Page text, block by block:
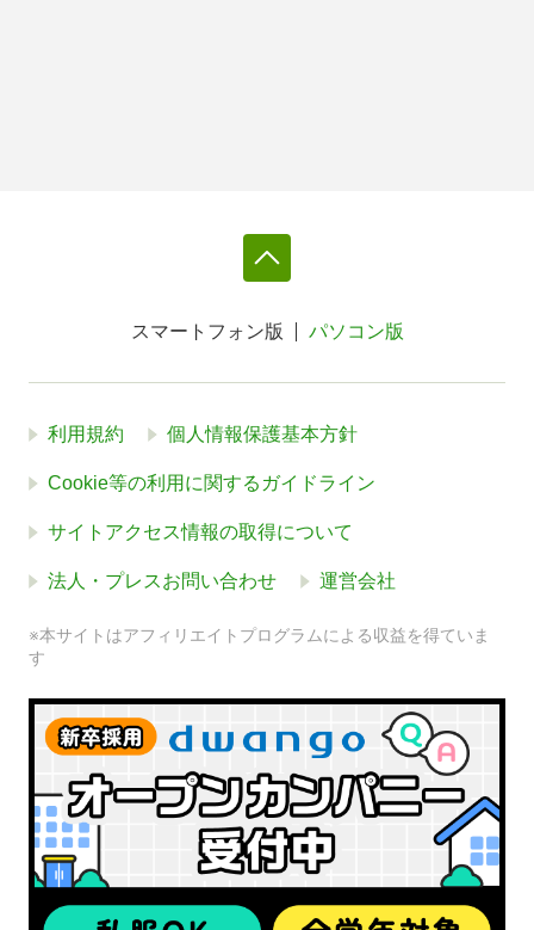
スマートフォン版 パソコン版
利用規約 個人情報保護基本方針
Cookie等の利用に関するガイドライン
サイトアクセス情報の取得について
法人・プレスお問い合わせ 運営会社
※本サイトはアフィリエイトプログラムによる収益を得ていま
す